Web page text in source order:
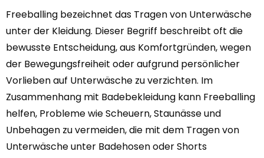
Freeballing bezeichnet das Tragen von Unterwäsche
unter der Kleidung. Dieser Begriff beschreibt oft die
bewusste Entscheidung, aus Komfortgründen, wegen
der Bewegungsfreiheit oder aufgrund persönlicher
Vorlieben auf Unterwäsche zu verzichten. Im
Zusammenhang mit Badebekleidung kann Freeballing
helfen, Probleme wie Scheuern, Staunässe und
Unbehagen zu vermeiden, die mit dem Tragen von
Unterwäsche unter Badehosen oder Shorts